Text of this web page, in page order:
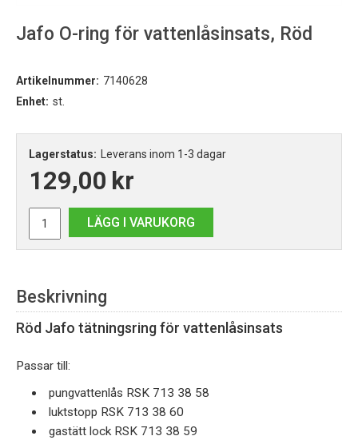
Jafo O-ring för vattenlåsinsats, Röd
Artikelnummer: 7140628
Enhet: st.
Lagerstatus: Leverans inom 1-3 dagar
129,00 kr
LÄGG I VARUKORG
Beskrivning
Röd Jafo tätningsring för vattenlåsinsats
Passar till:
pungvattenlås RSK 713 38 58
luktstopp RSK 713 38 60
gastätt lock RSK 713 38 59